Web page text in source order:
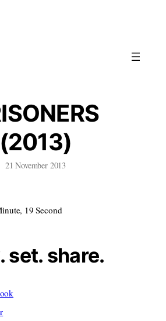
(2013)
21 November 2013
19 Second
set. share.